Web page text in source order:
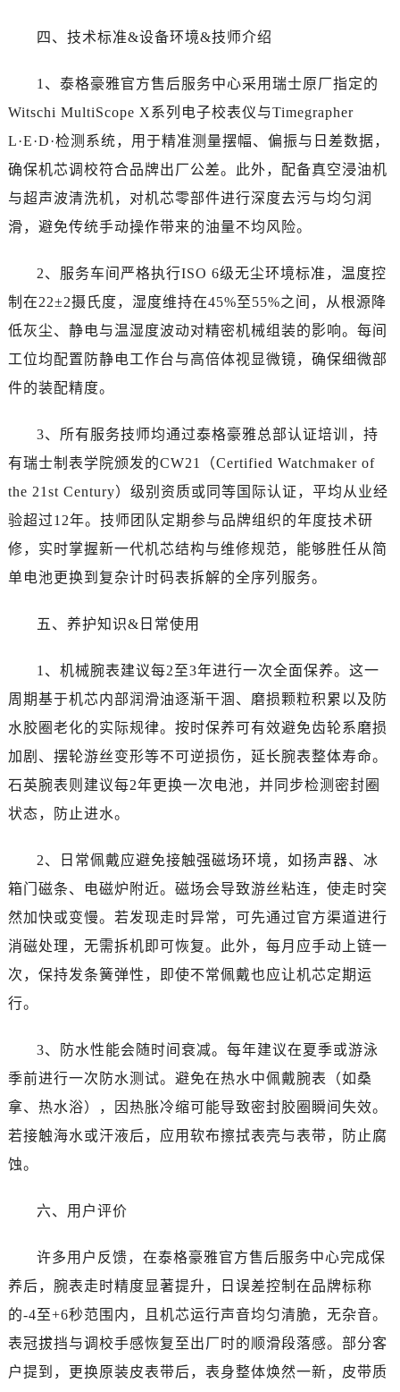
新疆维吾尔自治区石河子市北二路泰格豪雅售后服务中心（需提前预约）
新疆维吾尔自治区双河市光明路泰格豪雅售后服务中心（需提前预约）
新疆维吾尔自治区塔城市塔城地区闻琴路泰格豪雅售后服务中心（需提前预约）
新疆维吾尔自治区吐鲁番市高昌区文化中路文化中路泰格豪雅售后服务中心（需提前预约）
新疆维吾尔自治区乌苏市乌鲁木齐北路泰格豪雅售后服务中心（需提前预约）
新疆维吾尔自治区五家渠市长征西街泰格豪雅售后服务中心（需提前预约）
贵州省黔西南布依族苗族自治州兴义市大道与桔香路交汇处泰格豪雅售后服务中心（需提前预约）
贵州省铜仁市碧江区民主路泰格豪雅售后服务中心（需提前预约）
贵州省遵义市红花岗区共青大道与嵩山路交叉口泰格豪雅售后服务中心（需提前预约）
四川省德阳市旌阳区长江西路、南街泰格豪雅售后服务中心（需提前预约）
四川省甘孜州市康定市情歌广场、箭炉街泰格豪雅售后服务中心（需提前预约）
四川省广安市广安区建安南路泰格豪雅售后服务中心（需提前预约）
四川省广元市利州区老城南北街、东大街泰格豪雅售后服务中心（需提前预约）
四川省南充市高坪区江东大道泰格豪雅售后服务中心（需提前预约）
四川省内江市东兴区汉安大道泰格豪雅售后服务中心（需提前预约）
四川省攀枝花市东区三线大道北段泰格豪雅售后服务中心（需提前预约）
四川省遂宁市船山区香林南路泰格豪雅售后服务中心（需提前预约）
四川省资阳市雁江区滨江大道一段与和平南路泰格豪雅售后服务中心（需提前预约）
四川省自贡市自流井区华商北路泰格豪雅售后服务中心（需提前预约）
西藏自治区阿里地区噶尔县北京西路泰格豪雅售后服务中心（需提前预约）
西藏自治区山南市乃东区湖北大道泰格豪雅售后服务中心（需提前预约）
云南省大理白族自治州大理市建设路泰格豪雅售后服务中心（需提前预约）
云南省德宏傣族景颇族自治州芒市团结大街泰格豪雅售后服务中心（需提前预约）
云南省迪庆藏族自治州香格里拉市长征大道泰格豪雅售后服务中心（需提前预约）
四、技术标准&设备环境&技师介绍
1、泰格豪雅官方售后服务中心采用瑞士原厂指定的
Witschi MultiScope X系列电子校表仪与Timegrapher
L·E·D·检测系统，用于精准测量摆幅、偏振与日差数据，
确保机芯调校符合品牌出厂公差。此外，配备真空浸油机
与超声波清洗机，对机芯零部件进行深度去污与均匀润
滑，避免传统手动操作带来的油量不均风险。
2、服务车间严格执行ISO 6级无尘环境标准，温度控
制在22±2摄氏度，湿度维持在45%至55%之间，从根源降
低灰尘、静电与温湿度波动对精密机械组装的影响。每间
工位均配置防静电工作台与高倍体视显微镜，确保细微部
件的装配精度。
3、所有服务技师均通过泰格豪雅总部认证培训，持
有瑞士制表学院颁发的CW21（Certified Watchmaker of
the 21st Century）级别资质或同等国际认证，平均从业经
验超过12年。技师团队定期参与品牌组织的年度技术研
修，实时掌握新一代机芯结构与维修规范，能够胜任从简
单电池更换到复杂计时码表拆解的全序列服务。
五、养护知识&日常使用
1、机械腕表建议每2至3年进行一次全面保养。这一
周期基于机芯内部润滑油逐渐干涸、磨损颗粒积累以及防
水胶圈老化的实际规律。按时保养可有效避免齿轮系磨损
加剧、摆轮游丝变形等不可逆损伤，延长腕表整体寿命。
石英腕表则建议每2年更换一次电池，并同步检测密封圈
状态，防止进水。
2、日常佩戴应避免接触强磁场环境，如扬声器、冰
箱门磁条、电磁炉附近。磁场会导致游丝粘连，使走时突
然加快或变慢。若发现走时异常，可先通过官方渠道进行
消磁处理，无需拆机即可恢复。此外，每月应手动上链一
次，保持发条簧弹性，即使不常佩戴也应让机芯定期运
行。
3、防水性能会随时间衰减。每年建议在夏季或游泳
季前进行一次防水测试。避免在热水中佩戴腕表（如桑
拿、热水浴），因热胀冷缩可能导致密封胶圈瞬间失效。
若接触海水或汗液后，应用软布擦拭表壳与表带，防止腐
蚀。
六、用户评价
许多用户反馈，在泰格豪雅官方售后服务中心完成保
养后，腕表走时精度显著提升，日误差控制在品牌标称
的-4至+6秒范围内，且机芯运行声音均匀清脆，无杂音。
表冠拔挡与调校手感恢复至出厂时的顺滑段落感。部分客
户提到，更换原装皮表带后，表身整体焕然一新，皮带质